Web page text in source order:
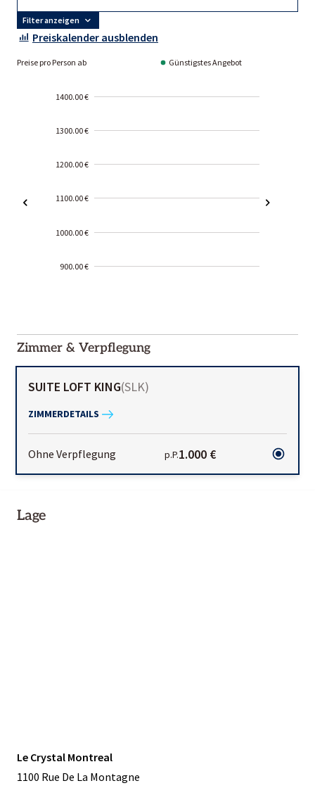
Filter anzeigen
Preiskalender ausblenden
Preise pro Person ab Günstigstes Angebot
1400.00 €
1300.00 €
1200.00 €
1100.00 €
1000.00 €
900.00 €
01-02
Zimmer & Verpflegung
SUITE LOFT KING(SLK)
ZIMMERDETAILS
Ohne Verpflegung p.P.1.000 €
Lage
Le Crystal Montreal
1100 Rue De La Montagne